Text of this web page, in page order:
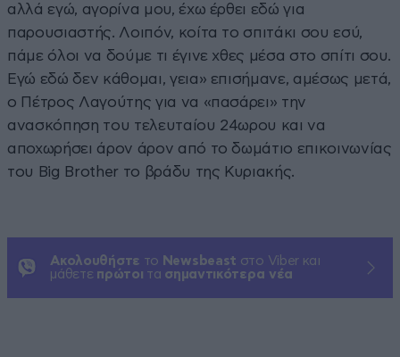
αλλά εγώ, αγορίνα μου, έχω έρθει εδώ για
παρουσιαστής. Λοιπόν, κοίτα το σπιτάκι σου εσύ,
πάμε όλοι να δούμε τι έγινε χθες μέσα στο σπίτι σου.
Εγώ εδώ δεν κάθομαι, γεια» επισήμανε, αμέσως μετά,
ο Πέτρος Λαγούτης για να «πασάρει» την
ανασκόπηση του τελευταίου 24ωρου και να
αποχωρήσει άρον άρον από το δωμάτιο επικοινωνίας
του Big Brother το βράδυ της Κυριακής.
Ακολουθήστε το Newsbeast στο Viber και
μάθετε πρώτοι τα σημαντικότερα νέα